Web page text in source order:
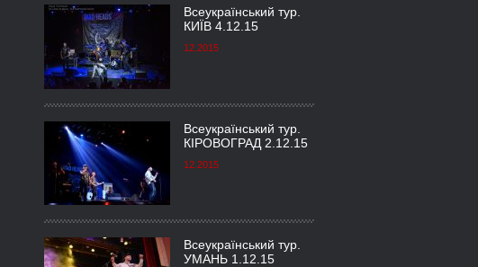
Всеукраїнський тур.
КИЇВ 4.12.15
12.2015
Всеукраїнський тур.
КІРОВОГРАД 2.12.15
12.2015
Всеукраїнський тур.
УМАНЬ 1.12.15